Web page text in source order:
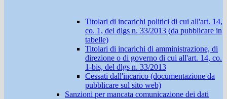
Titolari di incarichi politici di cui all'art. 14,
co. 1, del dlgs n. 33/2013 (da pubblicare in
tabelle)
Titolari di incarichi di amministrazione, di
direzione o di governo di cui all'art. 14, co.
1-bis, del dlgs n. 33/2013
Cessati dall'incarico (documentazione da
pubblicare sul sito web)
Sanzioni per mancata comunicazione dei dati